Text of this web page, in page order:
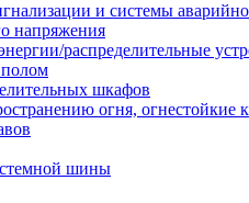
и системы
напряжения
распределительные
шкафов
огня, огнестойкие
шины